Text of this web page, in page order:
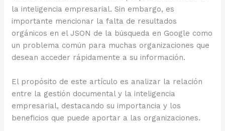
la inteligencia empresarial. Sin embargo, es
importante mencionar la falta de resultados
orgánicos en el JSON de la búsqueda en Google como
un problema común para muchas organizaciones que
desean acceder rápidamente a su información.
El propósito de este artículo es analizar la relación
entre la gestión documental y la inteligencia
empresarial, destacando su importancia y los
beneficios que puede aportar a las organizaciones.